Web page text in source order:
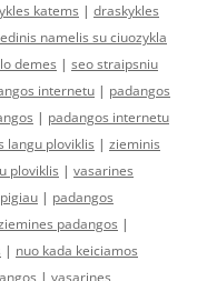
katems | draskykles
namelis su ciuozykla
demes | seo straipsniu
internetu | padangos
| padangos internetu
langu ploviklis | zieminis
ploviklis | vasarines
| padangos
padangos |
| nuo kada keiciamos
| vasarines